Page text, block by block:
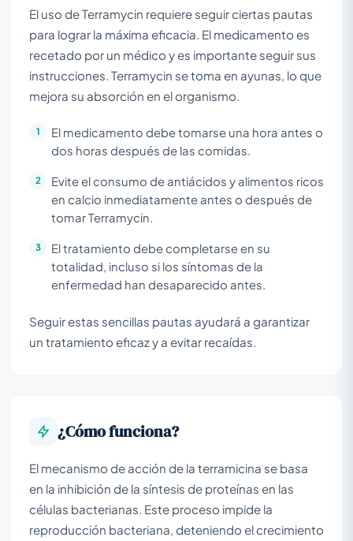
El uso de Terramycin requiere seguir ciertas pautas
para lograr la máxima eficacia. El medicamento es
recetado por un médico y es importante seguir sus
instrucciones. Terramycin se toma en ayunas, lo que
mejora su absorción en el organismo.
El medicamento debe tomarse una hora antes o
dos horas después de las comidas.
Evite el consumo de antiácidos y alimentos ricos
en calcio inmediatamente antes o después de
tomar Terramycin.
El tratamiento debe completarse en su
totalidad, incluso si los síntomas de la
enfermedad han desaparecido antes.
Seguir estas sencillas pautas ayudará a garantizar
un tratamiento eficaz y a evitar recaídas.
¿Cómo funciona?
El mecanismo de acción de la terramicina se basa
en la inhibición de la síntesis de proteínas en las
células bacterianas. Este proceso impide la
reproducción bacteriana, deteniendo el crecimiento